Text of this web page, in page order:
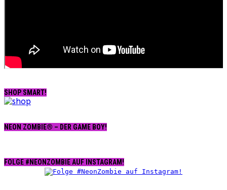
SHOP SMART!
NEON ZOMBIE® – DER GAME BOY!
FOLGE #NEONZOMBIE AUF INSTAGRAM!